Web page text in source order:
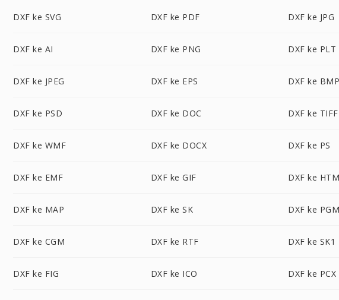
DXF ke SVG DXF ke PDF DXF ke JPG
DXF ke AI DXF ke PNG DXF ke PLT
DXF ke JPEG DXF ke EPS DXF ke
DXF ke PSD DXF ke DOC DXF ke TIFF
DXF ke WMF DXF ke DOCX DXF ke PS
DXF ke EMF DXF ke GIF DXF ke
DXF ke MAP DXF ke SK DXF ke
DXF ke CGM DXF ke RTF DXF ke SK1
DXF ke FIG DXF ke ICO DXF ke PCX